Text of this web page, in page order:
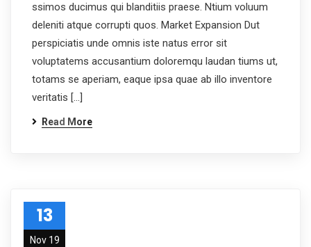
ssimos ducimus qui blanditiis praese. Ntium voluum
deleniti atque corrupti quos. Market Expansion Dut
perspiciatis unde omnis iste natus error sit
voluptatems accusantium doloremqu laudan tiums ut,
totams se aperiam, eaque ipsa quae ab illo inventore
veritatis […]
Read More
13
Nov 19